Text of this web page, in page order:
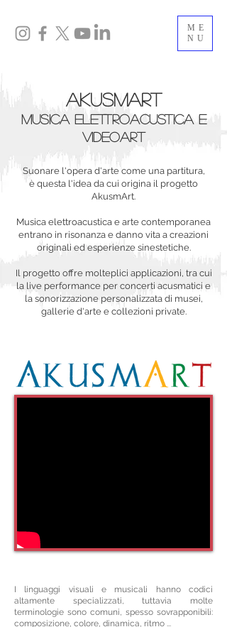
ME
NU
AKUSMART
MUSICA ELETTROACUSTICA E
VIDEOART
Suonare l'opera d'arte come una partitura,
è questa l'idea da cui origina il progetto
AkusmArt.
Musica elettroacustica e arte contemporanea
entrano in risonanza e danno vita a creazioni
originali ed esperienze sinestetiche.
Il progetto offre molteplici applicazioni, tra cui
la live performance per concerti acusmatici e
la sonorizzazione personalizzata di musei,
gallerie d'arte e collezioni private.
I linguaggi visuali e musicali hanno codici
altamente specializzati, tuttavia molte
terminologie sono comuni, spesso sovrapponibili:
composizione, colore, dinamica, ritmo ...